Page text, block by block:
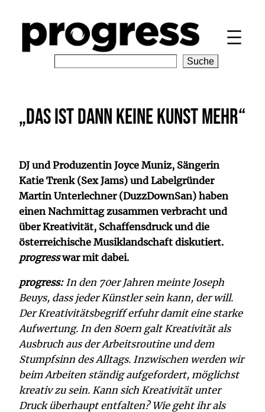
Inhalt
springen
h
Suche
„Das ist dann keine Kunst mehr“
DJ und Produzentin Joyce Muniz, Sängerin
Katie Trenk (Sex Jams) und Labelgründer
Martin Unterlechner (DuzzDownSan) haben
einen Nachmittag zusammen verbracht und
über Kreativität, Schaffensdruck und die
österreichische Musiklandschaft diskutiert.
progresswar mit dabei.
progress: In den 70er Jahren meinte Joseph
Beuys, dass jeder Künstler sein kann, der will.
Der Kreativitätsbegriff erfuhr damit eine starke
Aufwertung. In den 80ern galt Kreativität als
Ausbruch aus der Arbeitsroutine und dem
Stumpfsinn des Alltags. Inzwischen werden wir
beim Arbeiten ständig aufgefordert, möglichst
kreativ zu sein. Kann sich Kreativität unter
Druck überhaupt entfalten? Wie geht ihr als